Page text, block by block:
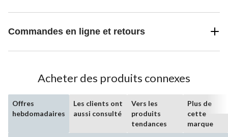
Commandes en ligne et retours
Acheter des produits connexes
Offres
hebdomadaires
Les clients ont
aussi consulté
Vers les
produits
tendances
Plus de
cette
marque